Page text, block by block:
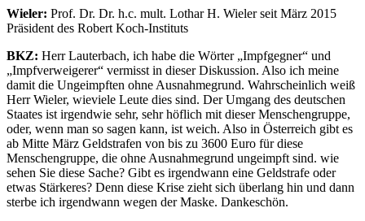
Wieler: Prof. Dr. Dr. h.c. mult. Lothar H. Wieler seit März 2015
Präsident des Robert Koch-Instituts
BKZ: Herr Lauterbach, ich habe die Wörter „Impfgegner“ und
„Impfverweigerer“ vermisst in dieser Diskussion. Also ich meine
damit die Ungeimpften ohne Ausnahmegrund. Wahrscheinlich weiß
Herr Wieler, wieviele Leute dies sind. Der Umgang des deutschen
Staates ist irgendwie sehr, sehr höflich mit dieser Menschengruppe,
oder, wenn man so sagen kann, ist weich. Also in Österreich gibt es
ab Mitte März Geldstrafen von bis zu 3600 Euro für diese
Menschengruppe, die ohne Ausnahmegrund ungeimpft sind. wie
sehen Sie diese Sache? Gibt es irgendwann eine Geldstrafe oder
etwas Stärkeres? Denn diese Krise zieht sich überlang hin und dann
sterbe ich irgendwann wegen der Maske. Dankeschön.